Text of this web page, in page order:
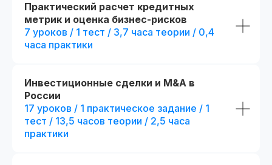
Практический расчет кредитных
метрик и оценка бизнес-рисков
7 уроков / 1 тест / 3,7 часа теории / 0,4
часа практики
Инвестиционные сделки и M&A в
России
17 уроков / 1 практическое задание / 1
тест / 13,5 часов теории / 2,5 часа
практики
Лицензия на осуществление
образовательной деятельности
вашей квалификации, что
профессионального развития
При дополнительной
регистрации
Диплом о прохождении курса
Удостоверение о
квалификации